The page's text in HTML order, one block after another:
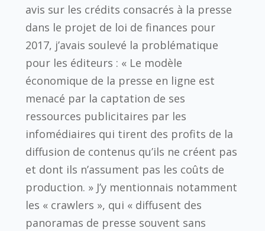
avis sur les crédits consacrés à la presse
dans le projet de loi de finances pour
2017, j’avais soulevé la problématique
pour les éditeurs : « Le modèle
économique de la presse en ligne est
menacé par la captation de ses
ressources publicitaires par les
infomédiaires qui tirent des profits de la
diffusion de contenus qu’ils ne créent pas
et dont ils n’assument pas les coûts de
production. » J’y mentionnais notamment
les « crawlers », qui « diffusent des
panoramas de presse souvent sans